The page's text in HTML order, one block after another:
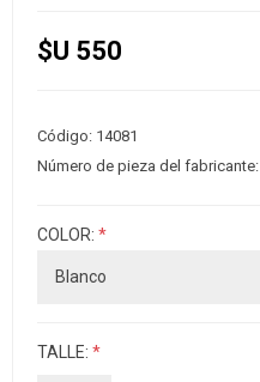
$U 550
Código: 14081
Número de pieza del fabricante:
COLOR: *
TALLE: *